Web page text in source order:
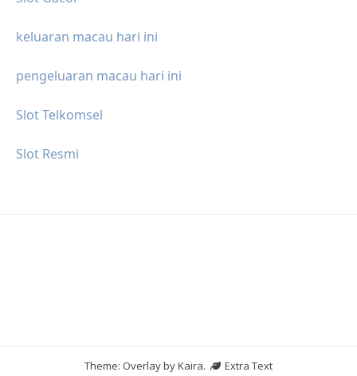
keluaran macau hari ini
pengeluaran macau hari ini
Slot Telkomsel
Slot Resmi
Theme: Overlay byKaira.
Extra Text